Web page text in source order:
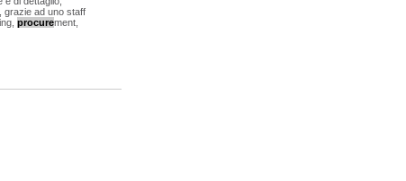
grazie ad uno staff
procurement,